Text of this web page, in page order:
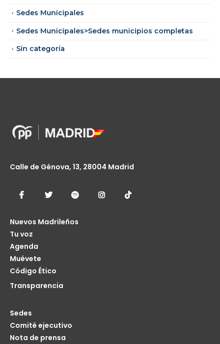
Sedes Municipales
Sedes Municipales>Sedes municipios completas
Sin categoría
Calle de Génova, 13, 28004 Madrid
Nuevos Madrileños
Tu voz
Agenda
Muévete
Código Ético
Transparencia
Sedes
Comité ejecutivo
Nota de prensa